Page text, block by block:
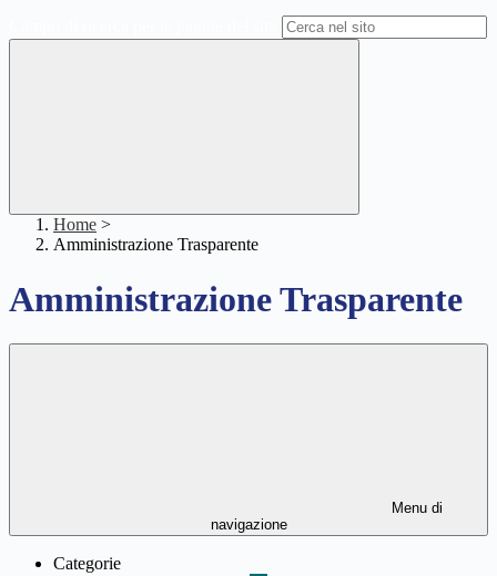
Home >
Amministrazione Trasparente
Amministrazione Trasparente
Menu di
navigazione
Categorie